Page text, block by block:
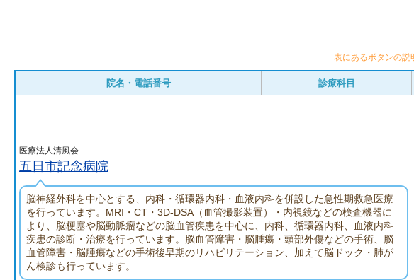
表にあるボタンの説
院名・電話番号 診療科目
医療法人清風会
五日市記念病院
脳神経外科を中心とする、内科・循環器内科・血液内科を併設した急性期救急医療
を行っています。MRI・CT・3D-DSA（血管撮影装置）・内視鏡などの検査機器に
より、脳梗塞や脳動脈瘤などの脳血管疾患を中心に、内科、循環器内科、血液内科
疾患の診断・治療を行っています。脳血管障害・脳腫瘍・頭部外傷などの手術、脳
血管障害・脳腫瘍などの手術後早期のリハビリテーション、加えて脳ドック・肺が
ん検診も行っています。